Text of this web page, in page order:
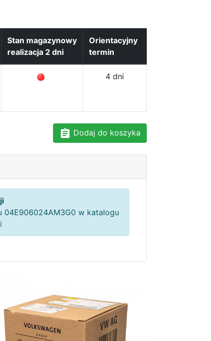
Stan magazynowy
realizacja 2 dni
Orientacyjny
termin
4 dni
Dodaj do koszyka
04E906024AM3G0 w katalogu